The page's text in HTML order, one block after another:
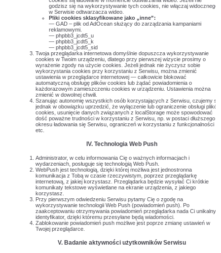
godzisz się na wykorzystywanie tych cookies, nie włączaj widocznego
w Serwisie odtwarzacza wideo.
Pliki cookies sklasyfikowane jako „inne”:
— GAD – plik od AdOcean służący do zarządzania kampaniami
reklamowymi.
— phpbb3_jcdt5_u
— phpbb3_jcdt5_k
— phpbb3_jcdt5_sid
Twoja przeglądarka internetowa domyślnie dopuszcza wykorzystywanie
cookies w Twoim urządzeniu, dlatego przy pierwszej wizycie prosimy o
wyrażenie zgody na użycie cookies. Jeżeli jednak nie życzysz sobie
wykorzystania cookies przy korzystaniu z Serwisu, można zmienić
ustawienia w przeglądarce internetowej — całkowicie blokować
automatyczną obsługę plików cookies lub żądać powiadomienia o
każdorazowym zamieszczeniu cookies w urządzeniu. Ustawienia można
zmienić w dowolnej chwili.
Szanując autonomię wszystkich osób korzystających z Serwisu, czujemy się
jednak w obowiązku uprzedzić, że wyłączenie lub ograniczenie obsługi plików
cookies, usunięcie danych związanych z localStorage może spowodować
dość poważne trudności w korzystaniu z Serwisu, np. w postaci dłuższego
okresu ładowania się Serwisu, ograniczeń w korzystaniu z funkcjonalności
etc.
IV. Technologia Web Push
Administrator, w celu informowania Cię o ważnych informacjach i
wydarzeniach, posługuje się technologią Web Push.
WebPush jest technologią, dzięki której możliwa jest jednostronna
komunikacja z Tobą w czasie rzeczywistym, poprzez przeglądarkę
internetową, z jakiej korzystasz. Przeglądarka będzie wysyłać Ci krótkie
komunikaty tekstowe wyświetlane na ekranie urządzenia, z jakiego
korzystasz.
Przy pierwszym odwiedzeniu Serwisu pytamy Cię o zgodę na
wykorzystywanie technologii Web Push (powiadomień push). Po
zaakceptowaniu otrzymywania powiadomień przeglądarka nada Ci unikalny
identyfikator, dzięki któremu przesyłane będą wiadomości.
Zablokowanie powiadomień push możliwe jest poprze zmianę ustawień w
Twojej przeglądarce.
V. Badanie aktywności użytkowników Serwisu